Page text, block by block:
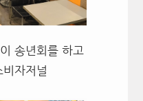
송년회를 하고
자저널